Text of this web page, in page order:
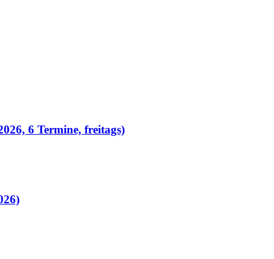
6 Termine, freitags)